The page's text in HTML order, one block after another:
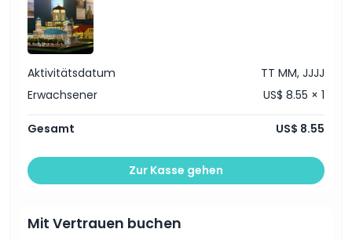
Ausschlüsse
Aktivitätsdatum
TT MM, JJJJ
Erwachsener
US$ 8.55 × 1
Gesamt US$ 8.55
Zur Kasse gehen
Mit Vertrauen buchen